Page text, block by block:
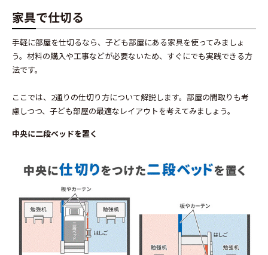
家具で仕切る
手軽に部屋を仕切るなら、子ども部屋にある家具を使ってみましょ
う。材料の購入や工事などが必要ないため、すぐにでも実践できる方
法です。
ここでは、2通りの仕切り方について解説します。部屋の間取りも考
慮しつつ、子ども部屋の最適なレイアウトを考えてみましょう。
中央に二段ベッドを置く